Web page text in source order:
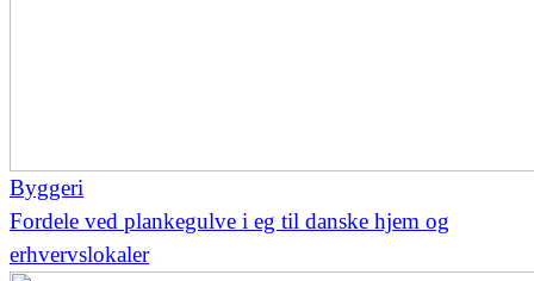
Byggeri
Fordele ved plankegulve i eg til danske hjem og
erhvervslokaler